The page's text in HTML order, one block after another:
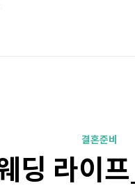
결혼준비
딩 라이